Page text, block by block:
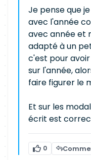
Je pense que
avec l'année
avec année et
adapté à un
c'est pour
sur l'année,
faire figurer le
Et sur les
écrit est
0